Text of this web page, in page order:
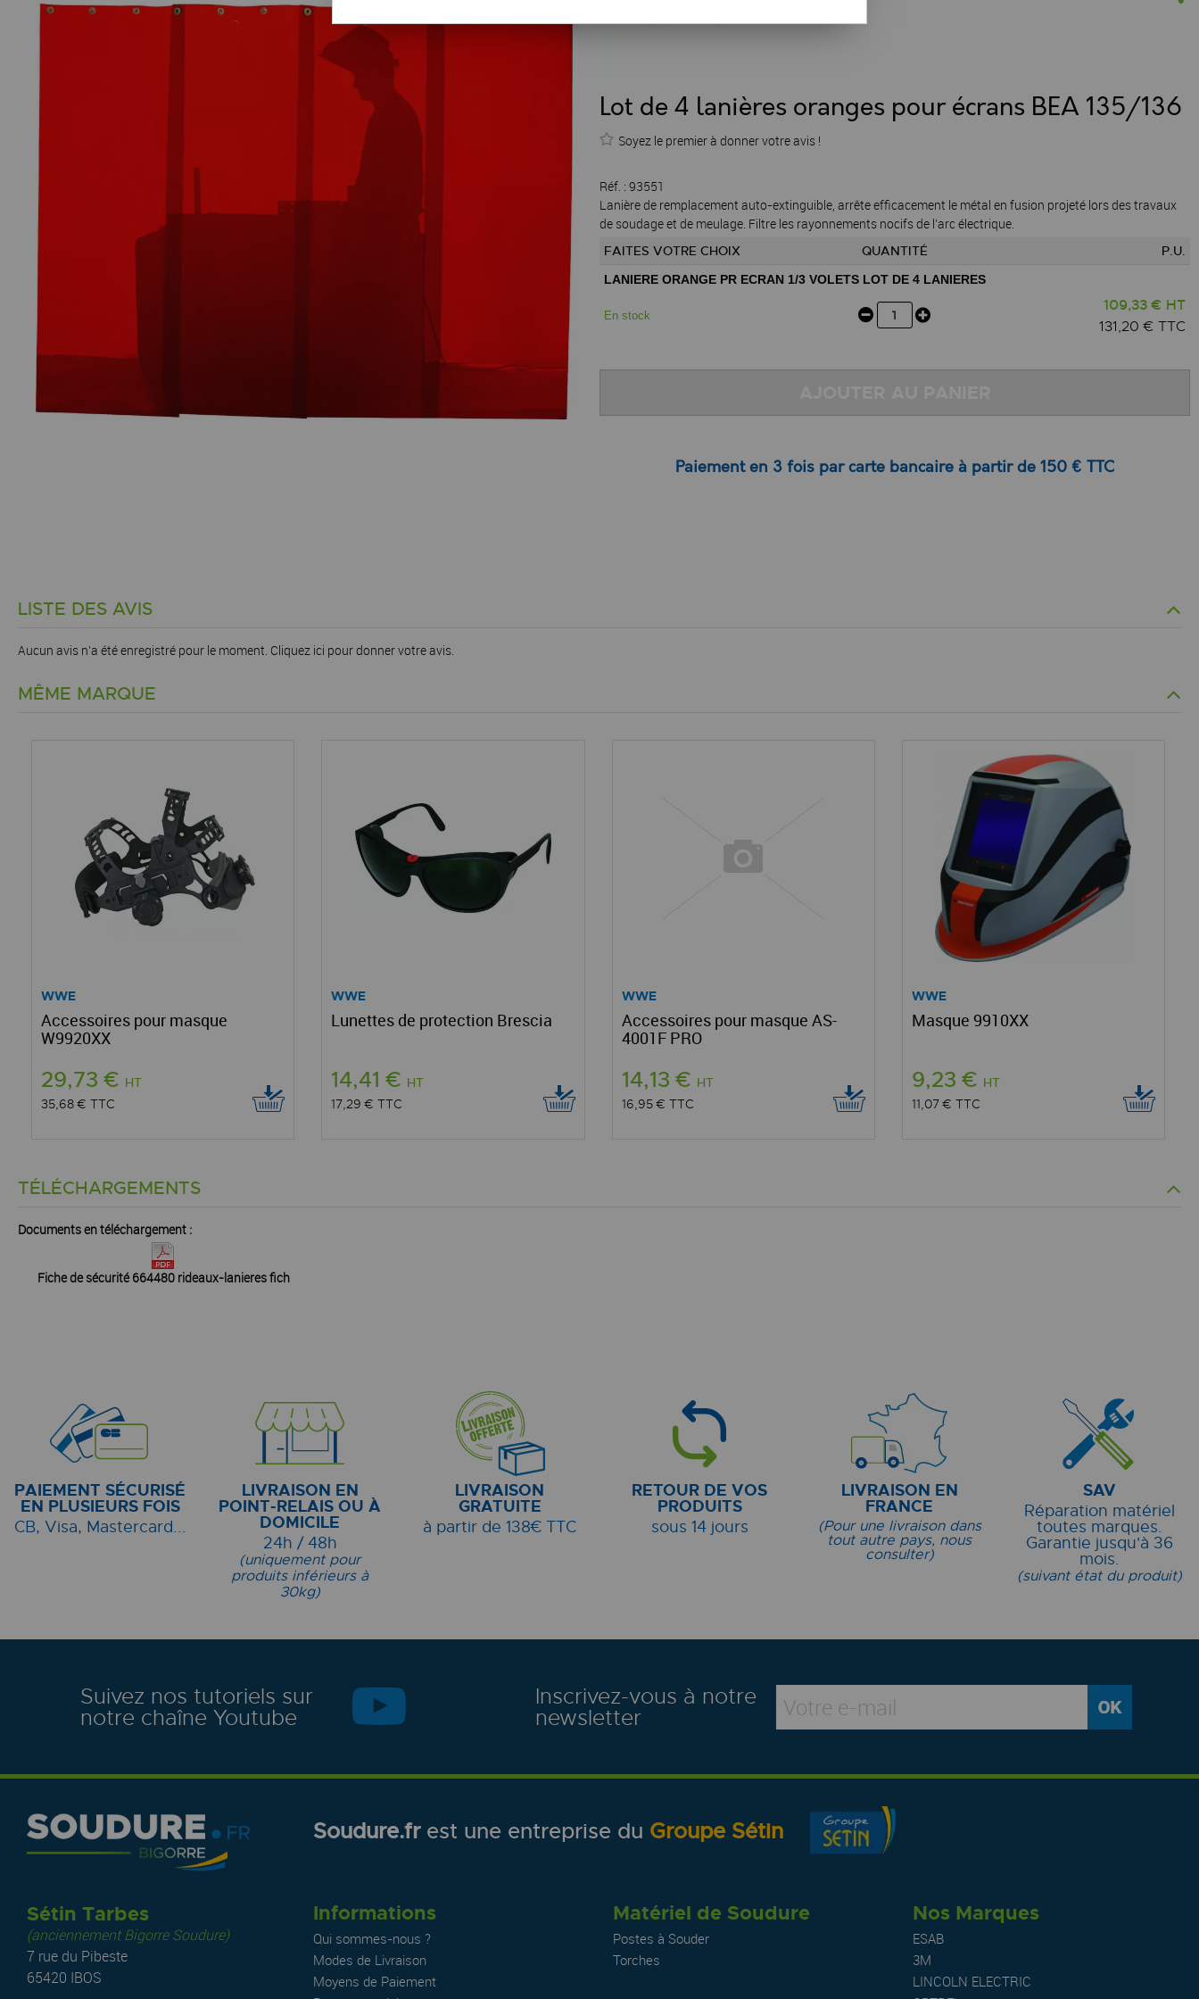
Lot de 4 lanières oranges pour écrans BEA 135/136
Soyez le premier à donner votre avis !
Réf. : 93551
Lanière de remplacement auto-extinguible, arrête efficacement le métal en fusion projeté lors des travaux
de soudage et de meulage. Filtre les rayonnements nocifs de l’arc électrique.
FAITES VOTRE CHOIX QUANTITÉ P.U.
LANIERE ORANGE PR ECRAN 1/3 VOLETS LOT DE 4 LANIERES
En stock
109,33 € HT
131,20 € TTC
Paiement en 3 fois par carte bancaire à partir de 150 € TTC
LISTE DES AVIS
Aucun avis n'a été enregistré pour le moment. Cliquez ici pour donner votre avis.
MÊME MARQUE
WWE
Accessoires pour masque
W9920XX
29,73 € HT
35,68 € TTC
WWE
Lunettes de protection Brescia
14,41 € HT
17,29 €TTC
WWE
Accessoires pour masque AS-
4001F PRO
14,13 € HT
16,95 € TTC
WWE
Masque 9910XX
9,23 € HT
11,07 € TTC
TÉLÉCHARGEMENTS
Documents en téléchargement :
Fiche de sécurité 664480 rideaux-lanieres fich
PAIEMENT SÉCURISÉ
EN PLUSIEURS FOIS
CB, Visa, Mastercard...
LIVRAISON EN
POINT-RELAIS OU À
DOMICILE
24h / 48h
(uniquement pour
produits inférieurs à
30kg)
LIVRAISON
GRATUITE
à partir de 138€ TTC
RETOUR DE VOS
PRODUITS
sous 14 jours
LIVRAISON EN
FRANCE
(Pour une livraison dans
tout autre pays, nous
consulter)
SAV
Réparation matériel
toutes marques.
Garantie jusqu'à 36
mois.
(suivant état du produit)
Suivez nos tutoriels sur
notre chaîne Youtube
Inscrivez-vous à notre
newsletter
Soudure.frest une entreprise du Groupe Sétin
Sétin Tarbes
(anciennement Bigorre Soudure)
7 rue du Pibeste
65420 IBOS
Informations
Qui sommes-nous ?
Modes de Livraison
Moyens de Paiement
Matériel de Soudure
Postes à Souder
Torches
Nos Marques
ESAB
3M
LINCOLN ELECTRIC